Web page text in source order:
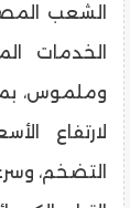
الشعب
الخدمات
وملموس،
لارتفاع
التضخم،